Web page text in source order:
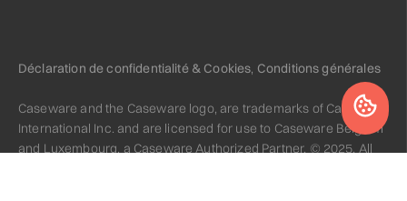
Déclaration de confidentialité & Cookies, Conditions générales
Caseware and the Caseware logo, are trademarks of Caseware
International Inc. and are licensed for use to Caseware Belgium
and Luxembourg, a Caseware Authorized Partner. © 2025. All